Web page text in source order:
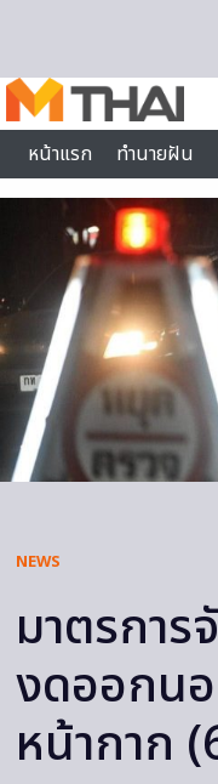
หน้าแรก
ทำนายฝัน
ไลฟ์สไตล์
NEWS
มาตรกา
งดออกน
หน้ากาก